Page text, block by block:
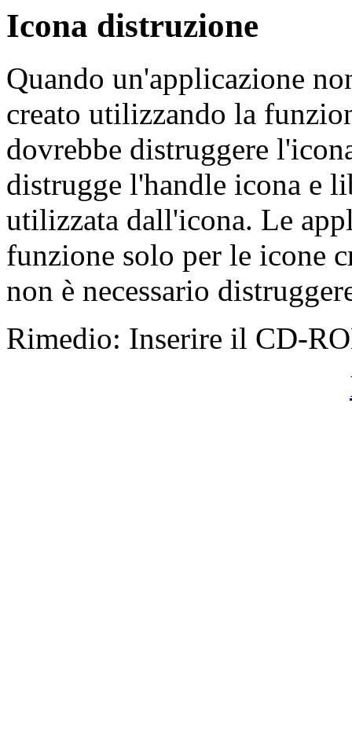
Icona distruzione
Quando un'applicazione
creato utilizzando la
dovrebbe distruggere
distrugge l'handle icona e
utilizzata dall'icona. Le
funzione solo per le icone
non è necessario
Rimedio: Inserire il CD-